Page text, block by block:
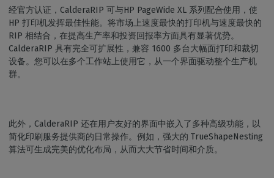
经官方认证，CalderaRIP 可与HP PageWide XL 系列配合使用，使
HP 打印机发挥最佳性能。将市场上速度最快的打印机与速度最快的
RIP 相结合，在提高生产率和投资回报率方面具有显著优势。
CalderaRIP 具有完全可扩展性，兼容 1600 多台大幅面打印和裁切
设备。您可以在多个工作站上使用它，从一个界面驱动整个生产机
群。
此外，CalderaRIP 还在用户友好的界面中嵌入了多种高级功能，以
简化印刷服务提供商的日常操作。例如，强大的 TrueShapeNesting
算法可生成完美的优化布局，从而大大节省时间和介质。